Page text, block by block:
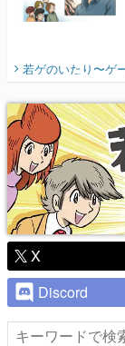
若ゲのいたり〜ゲ
X
Discord